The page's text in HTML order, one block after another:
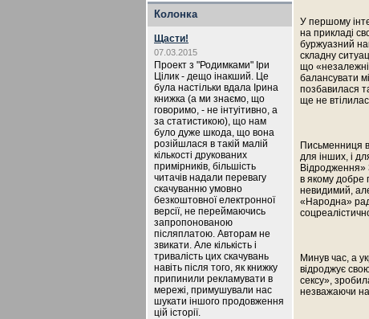
Колонка
Щасти!
07.03.2015
Проект з "Родимками" Іри
Цілик - дещо інакший. Це
була настільки вдала Ірина
книжка (а ми знаємо, що
говоримо, - не інтуітивно, а
за статистикою), що нам
було дуже шкода, що вона
розійшлася в такій малій
кількості друкованих
примірників, більшість
читачів надали перевагу
скачуванню умовно
безкоштовної електронної
версії, не переймаючись
запропонованою
післяплатою. Авторам не
звикати. Але кількість і
тривалість цих скачувань
навіть після того, як книжку
припинили рекламувати в
мережі, примушували нас
шукати іншого продовження
цій історії.
У першому
на прикладі
буржуазний
складну
що
балансувати
позбавилася
ще не
Письменниця
для інших, і
Відродження»
в якому добре
невидимий,
«Народна»
Минув час, а
відроджує
сексу»,
незважаючи на